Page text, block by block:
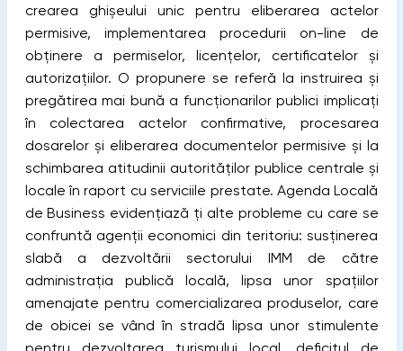
crearea ghișeului unic pentru eliberarea actelor
permisive, implementarea procedurii on-line de
obţinere a permiselor, licenţelor, certificatelor şi
autorizaţiilor. O propunere se referă la instruirea şi
pregătirea mai bună a funcţionarilor publici implicaţi
în colectarea actelor confirmative, procesarea
dosarelor şi eliberarea documentelor permisive și la
schimbarea atitudinii autorităților publice centrale și
locale în raport cu serviciile prestate. Agenda Locală
de Business evidențiază ți alte probleme cu care se
confruntă agenții economici din teritoriu: susţinerea
slabă a dezvoltării sectorului IMM de către
administrația publică locală, lipsa unor spațiilor
amenajate pentru comercializarea produselor, care
de obicei se vând în stradă lipsa unor stimulente